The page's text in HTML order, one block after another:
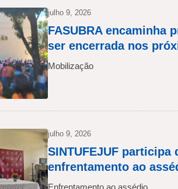
julho 9, 2026
FASUBRA encaminha
ser encerrada nos
Mobilização
julho 9, 2026
SINTUFEJUF
enfrentamento ao
Enfrentamento ao assédio